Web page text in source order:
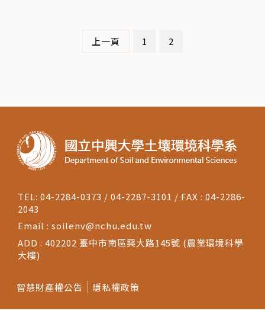
上一頁 1 2
TEL: 04-2284-0373 / 04-2287-3101 / FAX : 04-2286-
2043
Email : soilenv@nchu.edu.tw
ADD : 402202 臺中市南區興大路145號 (農業環境科學
大樓)
智慧財產權公告 隱私權政策